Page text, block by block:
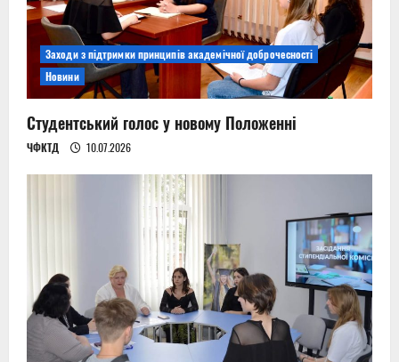
Заходи з підтримки принципів академічної доброчесності
Новини
Студентський голос у новому Положенні
ЧФКТД 10.07.2026